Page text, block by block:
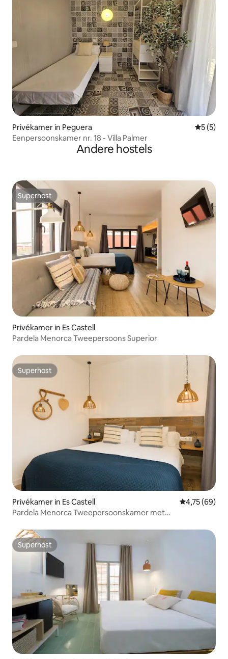
Privékamer in Peguera
5 (5)
Eenpersoonskamer nr. 18 - Villa Palmer
Andere hostels
Superhost
Superhost
Privékamer in Es Castell
Pardela Menorca Tweepersoons Superior
Superhost
Superhost
Privékamer in Es Castell Gemiddelde
4,75 (69)
Pardela Menorca Tweepersoonskamer met
Superhost
Superhost